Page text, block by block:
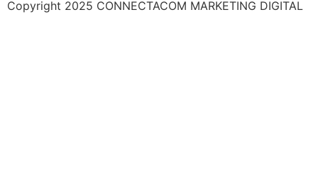
Copyright 2025 CONNECTACOM MARKETING DIGITAL